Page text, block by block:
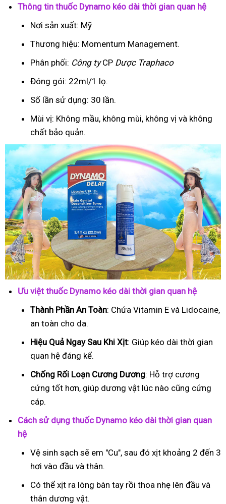
Thông tin thuốc Dynamo kéo dài thời gian quan hệ
Nơi sản xuất: Mỹ
Thương hiệu: Momentum Management.
Phân phối: Công tyCP Dược Traphaco
Đóng gói: 22ml/1 lọ.
Số lần sử dụng: 30 lần.
Mùi vị: Không mầu, không mùi, không vị và không
chất bảo quản.
Ưu việt thuốc Dynamo kéo dài thời gian quan hệ
Thành Phần An Toàn: Chứa Vitamin E và Lidocaine,
an toàn cho da.
Hiệu Quả Ngay Sau Khi Xịt: Giúp kéo dài thời gian
quan hệ đáng kể.
Chống Rối Loạn Cương Dương: Hỗ trợ cương
cứng tốt hơn, giúp dương vật lúc nào cũng cứng
cáp.
Cách sử dụng thuốc Dynamo kéo dài thời gian quan
hệ
Vệ sinh sạch sẽ em "Cu", sau đó xịt khoảng 2 đến 3
hơi vào đầu và thân.
Có thể xịt ra lòng bàn tay rồi thoa nhẹ lên đầu và
thân dương vật.